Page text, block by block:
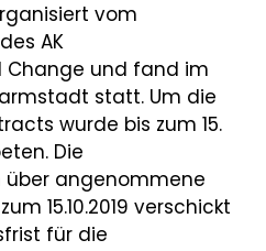
vom
AK
Change und fand im
statt. Um die
wurde bis zum 15.
Die
angenommene
15.10.2019 verschickt
für die